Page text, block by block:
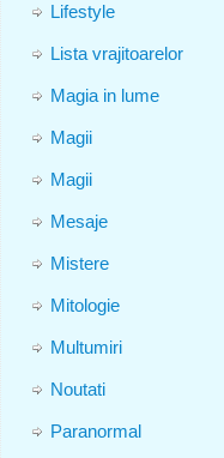
Lifestyle
Lista vrajitoarelor
Magia in lume
Magii
Magii
Mesaje
Mistere
Mitologie
Multumiri
Noutati
Paranormal